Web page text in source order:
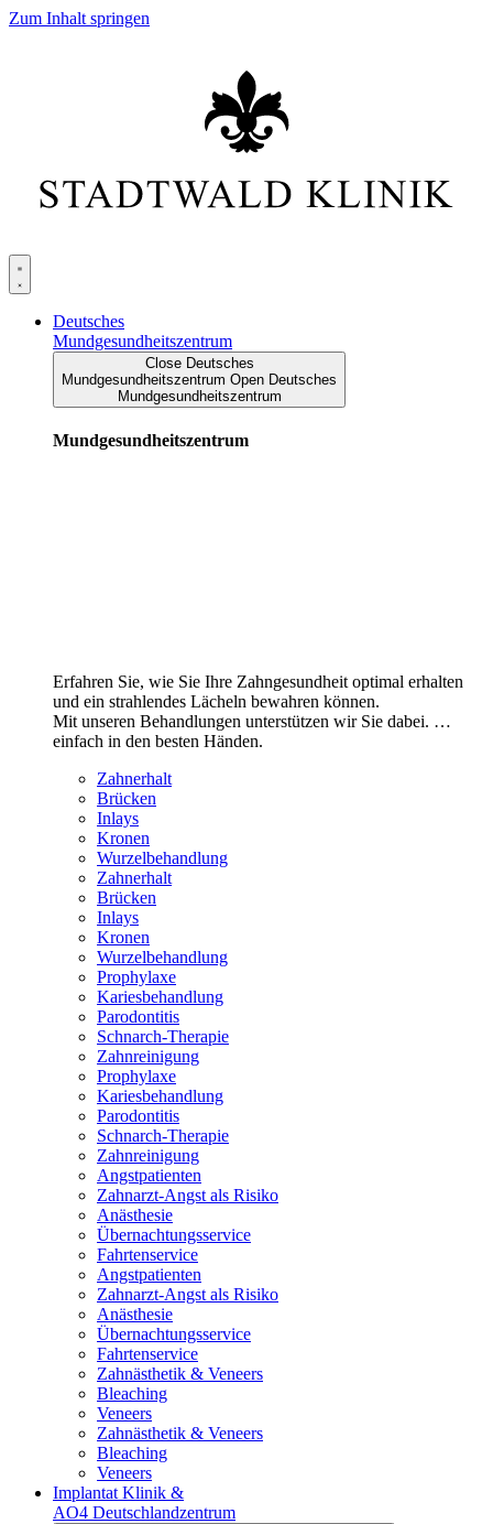
Zum Inhalt springen
Deutsches
Mundgesundheitszentrum
Close Deutsches
Mundgesundheitszentrum Open Deutsches
Mundgesundheitszentrum
Mundgesundheitszentrum
Erfahren Sie, wie Sie Ihre Zahngesundheit optimal erhalten
und ein strahlendes Lächeln bewahren können.
Mit unseren Behandlungen unterstützen wir Sie dabei. …
einfach in den besten Händen.
Zahnerhalt
Brücken
Inlays
Kronen
Wurzelbehandlung
Zahnerhalt
Brücken
Inlays
Kronen
Wurzelbehandlung
Prophylaxe
Kariesbehandlung
Parodontitis
Schnarch-Therapie
Zahnreinigung
Prophylaxe
Kariesbehandlung
Parodontitis
Schnarch-Therapie
Zahnreinigung
Angstpatienten
Zahnarzt-Angst als Risiko
Anästhesie
Übernachtungsservice
Fahrtenservice
Angstpatienten
Zahnarzt-Angst als Risiko
Anästhesie
Übernachtungsservice
Fahrtenservice
Zahnästhetik & Veneers
Bleaching
Veneers
Zahnästhetik & Veneers
Bleaching
Veneers
Implantat Klinik &
AO4 Deutschlandzentrum